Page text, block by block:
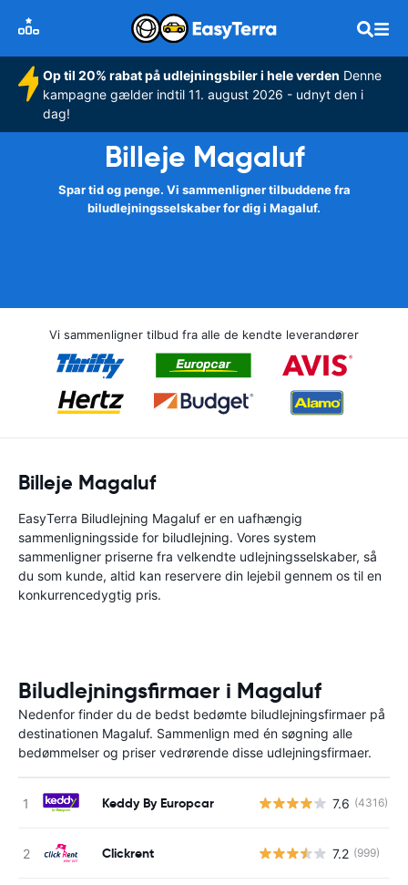
Op til 20% rabat på udlejningsbiler i hele verden Denne
kampagne gælder indtil 11. august 2026 - udnyt den i
dag!
Billeje Magaluf
Spar tid og penge. Vi sammenligner tilbuddene fra
biludlejningsselskaber for dig i Magaluf.
Vi sammenligner tilbud fra alle de kendte leverandører
Billeje Magaluf
EasyTerra Biludlejning Magaluf er en uafhængig
sammenligningsside for biludlejning. Vores system
sammenligner priserne fra velkendte udlejningsselskaber, så
du som kunde, altid kan reservere din lejebil gennem os til en
konkurrencedygtig pris.
Biludlejningsfirmaer i Magaluf
Nedenfor finder du de bedst bedømte biludlejningsfirmaer på
destinationen Magaluf. Sammenlign med én søgning alle
bedømmelser og priser vedrørende disse udlejningsfirmaer.
Keddy By Europcar 7.6 (4316)
Clickrent 7.2 (999)